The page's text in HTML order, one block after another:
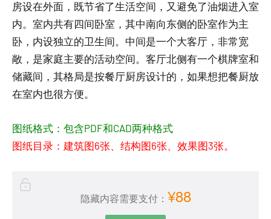
房设在外面，既节省了生活空间，又避免了油烟进入室
内。室内共有四间卧室，其中南向东侧的卧室作为主
卧，内设独立的卫生间。中间是一个大客厅，非常宽
敞，是家庭主要的活动空间。客厅北侧有一个棋牌室和
储藏间，其格局是按餐厅厨房设计的，如果想把餐厨放
在室内也很方便。
图纸格式：包含PDF和CAD两种格式
图纸目录：建筑图6张、结构图6张、效果图3张。
隐藏内容需要支付： ¥88